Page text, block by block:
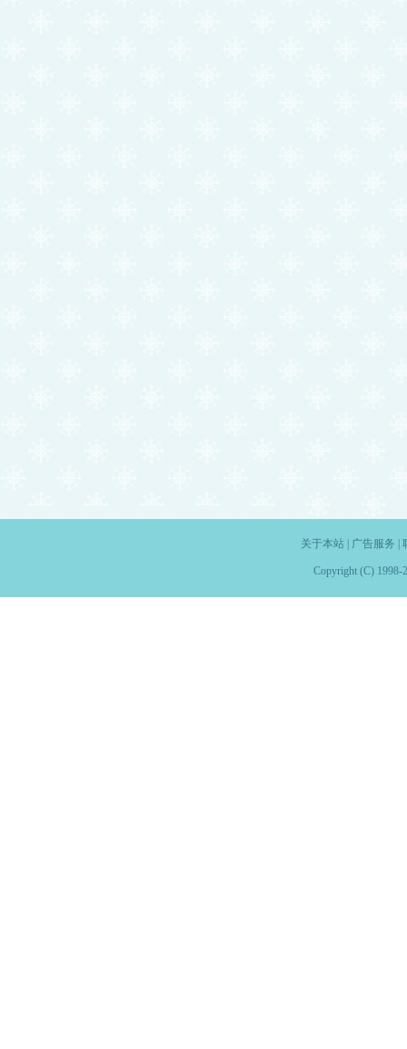
关于本站| 广告服务
Copyright (C) 1998-